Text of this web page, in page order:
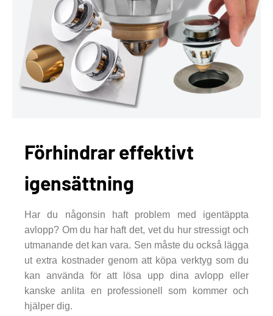
Förhindrar effektivt
igensättning
Har du någonsin haft problem med igentäppta
avlopp? Om du har haft det, vet du hur stressigt och
utmanande det kan vara. Sen måste du också lägga
ut extra kostnader genom att köpa verktyg som du
kan använda för att lösa upp dina avlopp eller
kanske anlita en professionell som kommer och
hjälper dig.